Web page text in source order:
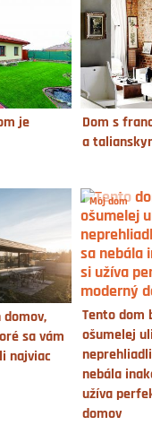
je
Dom s
a
domov,
sa vám
najviac
Môj dom
Tento dom
ošumelej
nebála
užíva
domov